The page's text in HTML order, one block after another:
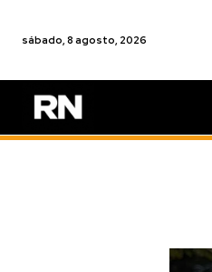
sábado, 8 agosto, 2026